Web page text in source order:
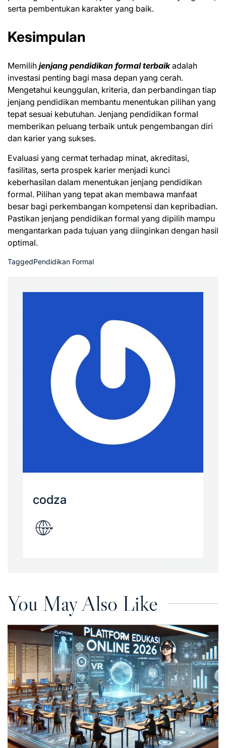
serta pembentukan karakter yang baik.
Kesimpulan
Memilih jenjang pendidikan formal terbaikadalah
investasi penting bagi masa depan yang cerah.
Mengetahui keunggulan, kriteria, dan perbandingan tiap
jenjang pendidikan membantu menentukan pilihan yang
tepat sesuai kebutuhan. Jenjang pendidikan formal
memberikan peluang terbaik untuk pengembangan diri
dan karier yang sukses.
Evaluasi yang cermat terhadap minat, akreditasi,
fasilitas, serta prospek karier menjadi kunci
keberhasilan dalam menentukan jenjang pendidikan
formal. Pilihan yang tepat akan membawa manfaat
besar bagi perkembangan kompetensi dan kepribadian.
Pastikan jenjang pendidikan formal yang dipilih mampu
mengantarkan pada tujuan yang diinginkan dengan hasil
optimal.
TaggedPendidikan Formal
codza
You May Also Like